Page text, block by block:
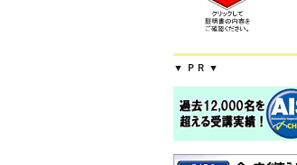
▼ ＰＲ ▼